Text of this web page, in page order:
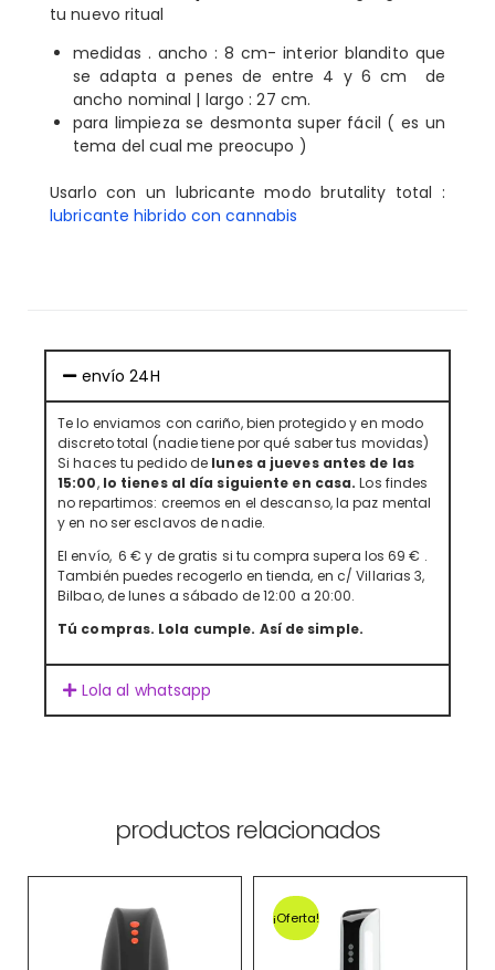
tu nuevo ritual
medidas . ancho : 8 cm- interior blandito que
se adapta a penes de entre 4 y 6 cm de
ancho nominal | largo : 27 cm.
para limpieza se desmonta super fácil ( es un
tema del cual me preocupo )
Usarlo con un lubricante modo brutality total :
lubricante hibrido con cannabis
envío 24H
Te lo enviamos con cariño, bien protegido y en modo
discreto total (nadie tiene por qué saber tus movidas)
Si haces tu pedido de lunes a jueves antes de las
15:00, lo tienes al día siguiente en casa.Los findes
no repartimos: creemos en el descanso, la paz mental
y en no ser esclavos de nadie.
El envío, 6 € y de gratis si tu compra supera los 69 € .
También puedes recogerlo en tienda, en c/ Villarias 3,
Bilbao, de lunes a sábado de 12:00 a 20:00.
Tú compras. Lola cumple. Así de simple.
Lola al whatsapp
productos relacionados
¡Oferta!